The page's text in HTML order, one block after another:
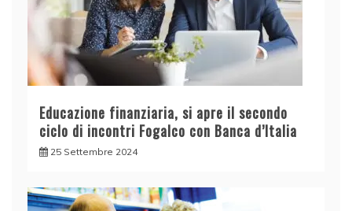
Educazione finanziaria, si apre il secondo
ciclo di incontri Fogalco con Banca d’Italia
25 Settembre 2024